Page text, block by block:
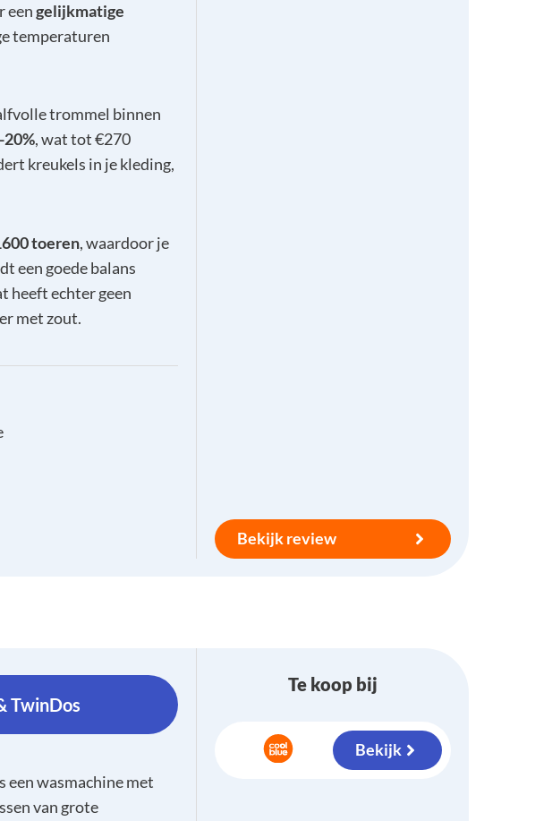
eengelijkmatige
temperaturen
trommel binnen
, wat tot €270
kreukels in je kleding,
toeren, waardoor je
een goede balans
heeft echter geen
met zout.
Bekijk review
TwinDos
een wasmachine met
van grote
Te koop bij
Bekijk